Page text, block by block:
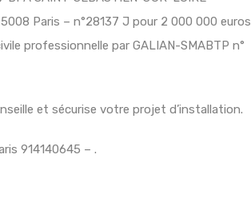
Paris – n°28137 J pour 2 000 000 euros
professionnelle par GALIAN-SMABTP n°
et sécurise votre projet d’installation.
914140645 – .